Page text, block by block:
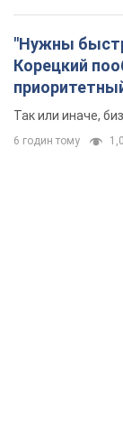
"Нужны
Корецкий
складским
Так или иначе,
6 годин тому